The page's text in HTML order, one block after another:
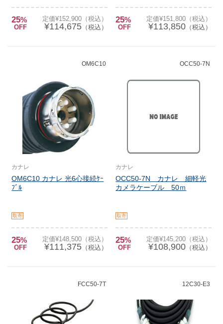
25%
OFF
定価¥152,900（税込）
¥114,675（税込）
25%
OFF
定価¥151,800（税込）
¥113,850（税込）
OM6C10
カナレ
OM6C10 カナレ 光6心接続ｹｰ
ﾌﾞﾙ
取寄
25%
OFF
定価¥148,500（税込）
¥111,375（税込）
OCC50-7N
カナレ
OCC50-7N カナレ 細軽光
カメラケーブル 50ｍ
取寄
25%
OFF
定価¥145,200（税込）
¥108,900（税込）
FCC50-7T 12C30-E3